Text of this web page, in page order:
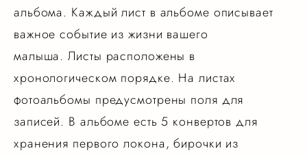
альбома. Каждый лист в альбоме описывает
важное событие из жизни вашего
малыша. Листы расположены в
хронологическом порядке. На листах
фотоальбомы предусмотрены поля для
записей. В альбоме есть 5 конвертов для
хранения первого локона, бирочки из